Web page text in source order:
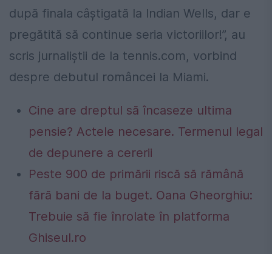
după finala câştigată la Indian Wells, dar e
pregătită să continue seria victoriilor!”, au
scris jurnaliștii de la tennis.com, vorbind
despre debutul româncei la Miami.
Cine are dreptul să încaseze ultima
pensie? Actele necesare. Termenul legal
de depunere a cererii
Peste 900 de primării riscă să rămână
fără bani de la buget. Oana Gheorghiu:
Trebuie să fie înrolate în platforma
Ghiseul.ro